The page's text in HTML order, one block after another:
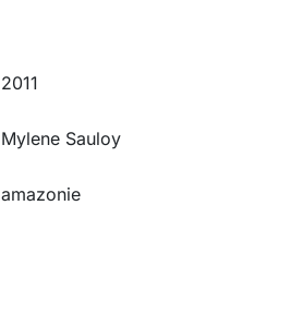
2011
Mylene Sauloy
amazonie